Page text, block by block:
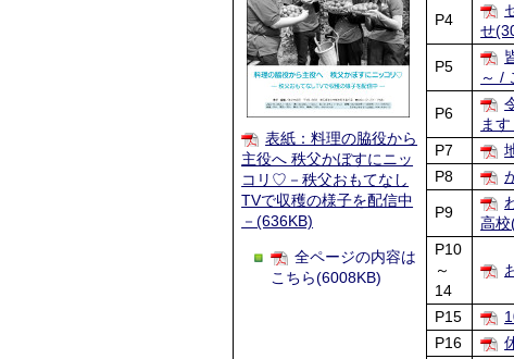
表紙：料理の脇役から
主役へ 秩父かぼすにニッ
コリ♡－秩父おもてなし
TVで収穫の様子を配信中
－(636KB)
全ページの内容は
こちら(6008KB)
P4
せ
P5
～ /
P6
ま
P7
P8
P9
高校
P10
～
14
P15
P16